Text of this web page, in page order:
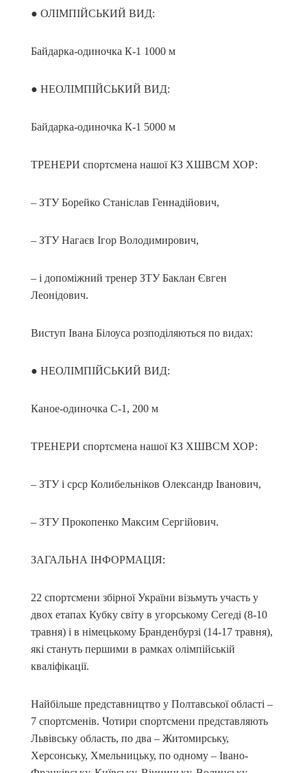
● ОЛІМПІЙСЬКИЙ ВИД:
Байдарка-одиночка К-1 1000 м
● НЕОЛІМПІЙСЬКИЙ ВИД:
Байдарка-одиночка К-1 5000 м
ТРЕНЕРИ спортсмена нашої КЗ ХШВСМ ХОР:
– ЗТУ Борейко Станіслав Геннадійович,
– ЗТУ Нагаєв Ігор Володимирович,
– і допоміжний тренер ЗТУ Баклан Євген
Леонідович.
Виступ Івана Білоуса розподіляються по видах:
● НЕОЛІМПІЙСЬКИЙ ВИД:
Каное-одиночка С-1, 200 м
ТРЕНЕРИ спортсмена нашої КЗ ХШВСМ ХОР:
– ЗТУ і срср Колибельніков Олександр Іванович,
– ЗТУ Прокопенко Максим Сергійович.
ЗАГАЛЬНА ІНФОРМАЦІЯ:
22 спортсмени збірної України візьмуть участь у
двох етапах Кубку світу в угорському Сегеді (8-10
травня) і в німецькому Бранденбурзі (14-17 травня),
які стануть першими в рамках олімпійській
кваліфікації.
Найбільше представництво у Полтавської області –
7 спортсменів. Чотири спортсмени представляють
Львівську область, по два – Житомирську,
Херсонську, Хмельницьку, по одному – Івано-